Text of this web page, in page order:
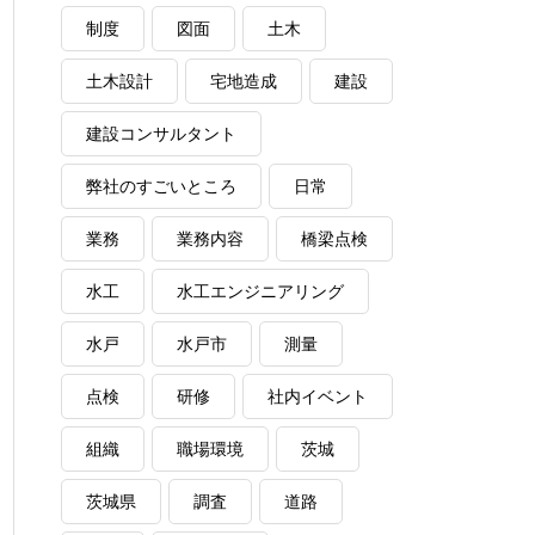
制度 図面 土木
土木設計 宅地造成 建設
建設コンサルタント
弊社のすごいところ 日常
業務 業務内容 橋梁点検
水工 水工エンジニアリング
水戸 水戸市 測量
点検 研修 社内イベント
組織 職場環境 茨城
茨城県 調査 道路